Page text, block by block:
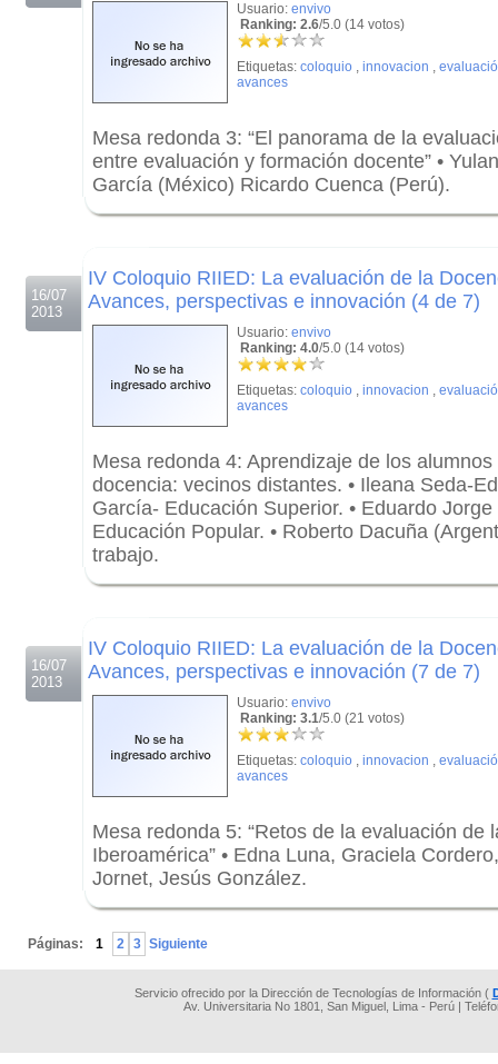
Usuario: envivo
Ranking: 2.6/5.0 (14 votos)
Etiquetas: coloquio , innovacion ,
avances
Mesa redonda 3: “El panorama de la
entre evaluación y formación docente” •
García (México) Ricardo Cuenca (Perú).
16/07
2013
IV Coloquio RIIED: La evaluación de la
Avances, perspectivas e innovación (4 de 7)
Usuario: envivo
Ranking: 4.0/5.0 (14 votos)
Etiquetas: coloquio , innovacion ,
avances
Mesa redonda 4: Aprendizaje de los
docencia: vecinos distantes. • Ileana Seda-
García- Educación Superior. • Eduardo
Educación Popular. • Roberto Dacuña
trabajo.
16/07
2013
IV Coloquio RIIED: La evaluación de la
Avances, perspectivas e innovación (7 de 7)
Usuario: envivo
Ranking: 3.1/5.0 (21 votos)
Etiquetas: coloquio , innovacion ,
avances
Mesa redonda 5: “Retos de la evaluación de
Iberoamérica” • Edna Luna, Graciela
Jornet, Jesús González.
Páginas: 1 2 3 Siguiente
Servicio ofrecido por la Dirección de Tecnologías de Información (
Av. Universitaria No 1801, San Miguel, Lima - Perú |